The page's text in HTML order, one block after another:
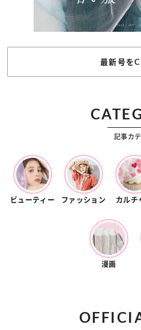
最新号を
記事カ
ビューティー ファッション カルチ
漫画